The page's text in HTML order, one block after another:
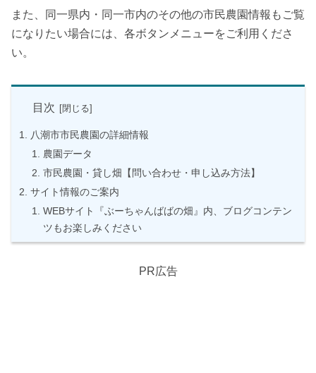
また、同一県内・同一市内のその他の市民農園情報もご覧
になりたい場合には、各ボタンメニューをご利用くださ
い。
目次
八潮市市民農園の詳細情報
農園データ
市民農園・貸し畑【問い合わせ・申し込み方法】
サイト情報のご案内
WEBサイト『ぶーちゃんばばの畑』内、ブログコンテン
ツもお楽しみください
PR広告